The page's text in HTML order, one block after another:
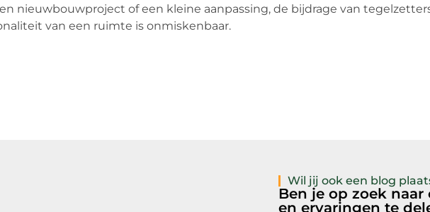
nieuwbouwproject of een kleine aanpassing, de bijdrage van
van een ruimte is onmiskenbaar.
Wil jij ook een blog
Ben je op zoek
en ervaringen te